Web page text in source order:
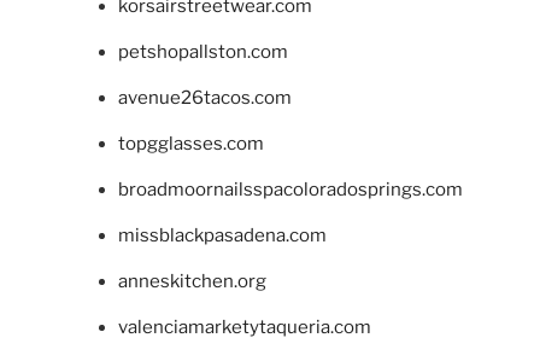
korsairstreetwear.com
petshopallston.com
avenue26tacos.com
topgglasses.com
broadmoornailsspacoloradosprings.com
missblackpasadena.com
anneskitchen.org
valenciamarketytaqueria.com